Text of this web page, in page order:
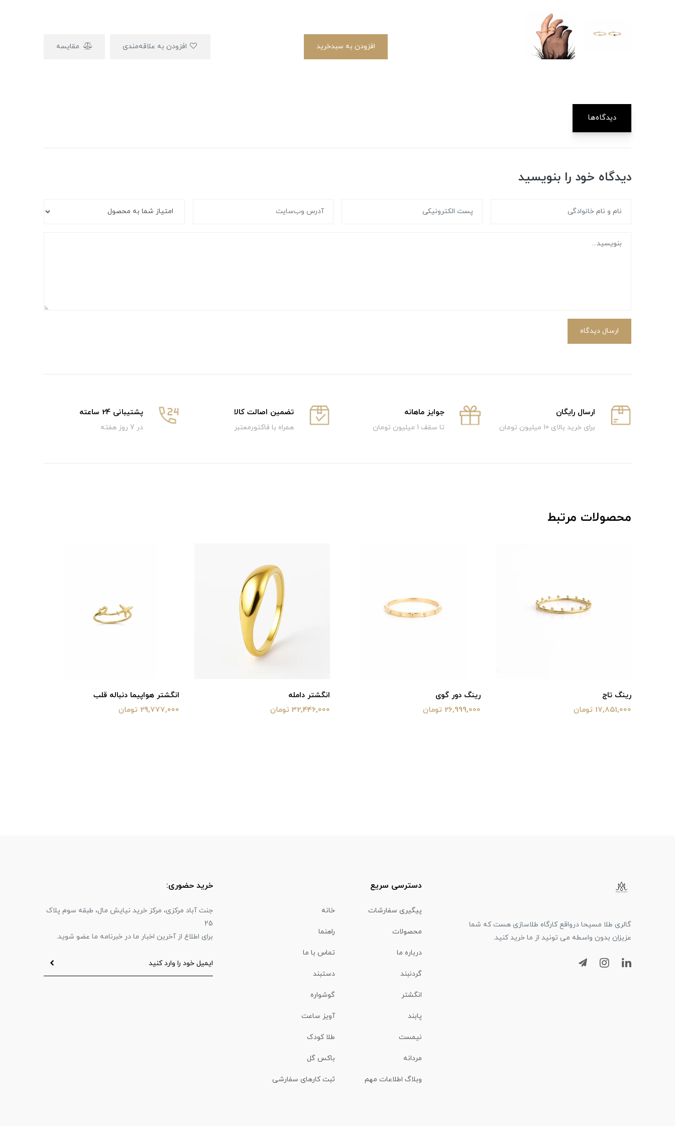
افزودن به سبدخرید مقایسه
دیدگاه‌ها
دیدگاه خود را بنویسید
ارسال دیدگاه
ارسال رایگان
برای خرید بالای 10 میلیون تومان
جوایز ماهانه
تا سقف 1 میلیون تومان
تضمین اصالت کالا
همراه با فاکتورمعتبر
پشتیبانی 24 ساعته
در 7 روز هفته
محصولات مرتبط
رینگ تاج
17,851,000 تومان
ر‌ینگ دور گوی
26,999,000 تومان
انگشتر دامله
32,446,000 تومان
انگشتر هواپیما دنباله قلب
29,777,000 تومان
گالری طلا مسیحا درواقع کارگاه طلاسازی هست که شما
عزیزان بدون واسطه می تونید از ما خرید کنید.
دسترسی سریع
پیگیری سفارشات خانه
محصولات راهنما
درباره ما تماس با ما
گردنبند دستبند
انگشتر گوشواره
پابند آویز ساعت
نیمست طلا کودک
مردانه باکس گل
وبلاگ اطلاعات مهم ثبت کارهای سفارشی
خرید حضوری:
جنت آباد مرکزی، مرکز خرید نیایش مال، طبقه سوم پلاک
25
برای اطلاع از آخرین اخبار ما در خبرنامه ما عضو شوید.